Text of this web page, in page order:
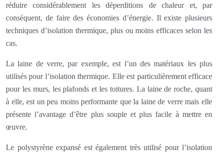
réduire considérablement les déperditions de chaleur et, par
conséquent, de faire des économies d’énergie. Il existe plusieurs
techniques d’isolation thermique, plus ou moins efficaces selon les
cas.
La laine de verre, par exemple, est l’un des matériaux les plus
utilisés pour l’isolation thermique. Elle est particulièrement efficace
pour les murs, les plafonds et les toitures. La laine de roche, quant
à elle, est un peu moins performante que la laine de verre mais elle
présente l’avantage d’être plus souple et plus facile à mettre en
œuvre.
Le polystyrène expansé est également très utilisé pour l’isolation